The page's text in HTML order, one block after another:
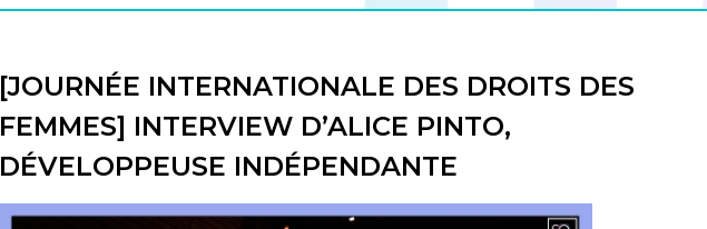
[JOURNÉE INTERNATIONALE DES DROITS DES
FEMMES] INTERVIEW D’ALICE PINTO,
DÉVELOPPEUSE INDÉPENDANTE